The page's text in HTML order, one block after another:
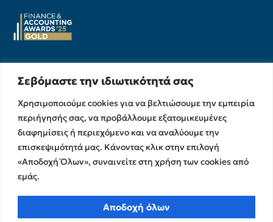
Σεβόμαστε την ιδιωτικότητά σας
Χρησιμοποιούμε cookies για να βελτιώσουμε την εμπειρία
περιήγησής σας, να προβάλλουμε εξατομικευμένες
διαφημίσεις ή περιεχόμενο και να αναλύουμε την
επισκεψιμότητά μας. Κάνοντας κλικ στην επιλογή
«Αποδοχή Όλων», συναινείτε στη χρήση των cookies από
εμάς.
Αποδοχή όλων
Υπηρεσίες
Διασφάλισης
Χρηματοικοικονομικές &
Συμβουλευτικές Υπηρεσίες
Υπηρεσίες Ανάπτυξης και
Καινοτομίας
Λογιστικές & Φορολογικές
Σχετικά με εμάς
Η Ομάδα μας
Ευκαιρίες Καριέρας
Στρατηγικές Συνεργασίες
Memberships
Επικοινωνία